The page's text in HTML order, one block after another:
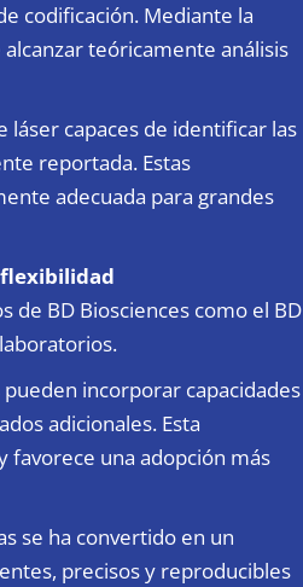
codificación. Mediante la
teóricamente análisis
láser capaces de identificar las
reportada. Estas
adecuada para grandes
de BD Biosciences como el BD
incorporar capacidades
adicionales. Esta
una adopción más
se ha convertido en un
precisos y reproducibles